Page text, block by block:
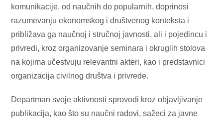
komunikacije, od naučnih do popularnih, doprinosi
razumevanju ekonomskog i društvenog konteksta i
približava ga naučnoj i stručnoj javnosti, ali i pojedincu i
privredi, kroz organizovanje seminara i okruglih stolova
na kojima učestvuju relevantni akteri, kao i predstavnici
organizacija civilnog društva i privrede.
Departman svoje aktivnosti sprovodi kroz objavljivanje
publikacija, kao što su naučni radovi, sažeci za javne